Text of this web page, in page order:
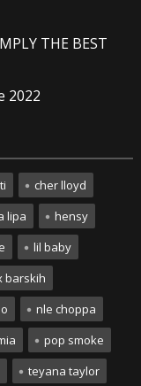
THE BEST
2022
cher lloyd
lipa
hensy
lil baby
barskih
nle choppa
pop smoke
teyana taylor